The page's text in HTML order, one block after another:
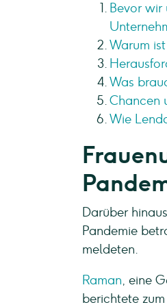
Bevor
Warum
Was
Chancen
Wie
Darüber
Pandemie
meldeten.
Raman, eine
berichtete